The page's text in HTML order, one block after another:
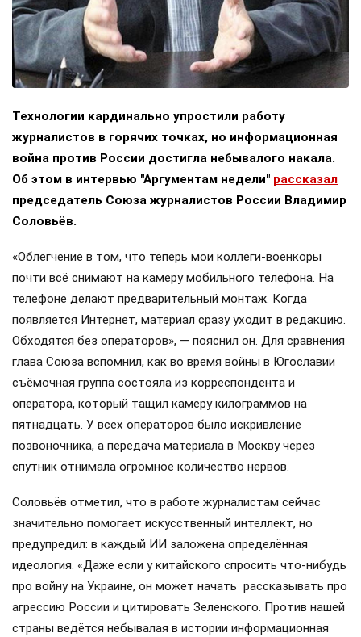
Технологии кардинально упростили работу
журналистов в горячих точках, но информационная
война против России достигла небывалого накала.
Об этом в интервью "Аргументам недели" рассказал
председатель Союза журналистов России Владимир
Соловьёв.
«Облегчение в том, что теперь мои коллеги-военкоры
почти всё снимают на камеру мобильного телефона. На
телефоне делают предварительный монтаж. Когда
появляется Интернет, материал сразу уходит в редакцию.
Обходятся без операторов», — пояснил он. Для сравнения
глава Союза вспомнил, как во время войны в Югославии
съёмочная группа состояла из корреспондента и
оператора, который тащил камеру килограммов на
пятнадцать. У всех операторов было искривление
позвоночника, а передача материала в Москву через
спутник отнимала огромное количество нервов.
Соловьёв отметил, что в работе журналистам сейчас
значительно помогает искусственный интеллект, но
предупредил: в каждый ИИ заложена определённая
идеология. «Даже если у китайского спросить что-нибудь
про войну на Украине, он может начать рассказывать про
агрессию России и цитировать Зеленского. Против нашей
страны ведётся небывалая в истории информационная